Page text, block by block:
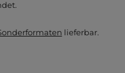
lieferbar.